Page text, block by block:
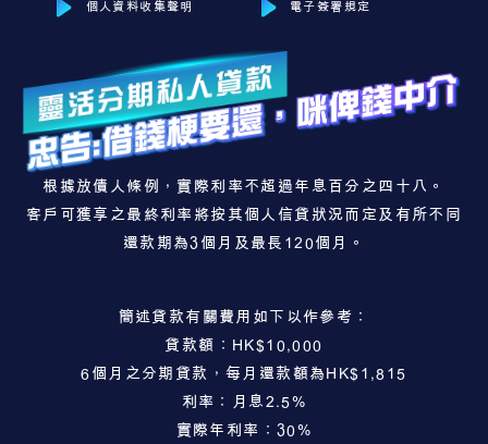
個人資料收集聲明 電子簽署規定
根據放債人條例，實際利率不超過年息百分之四十八。
客戶可獲享之最終利率將按其個人信貸狀況而定及有所不同
還款期為3個月及最長120個月。
簡述貸款有關費用如下以作參考：
貸款額：HK$10,000
6個月之分期貸款，每月還款額為HK$1,815
利率：月息2.5%
實際年利率：30%